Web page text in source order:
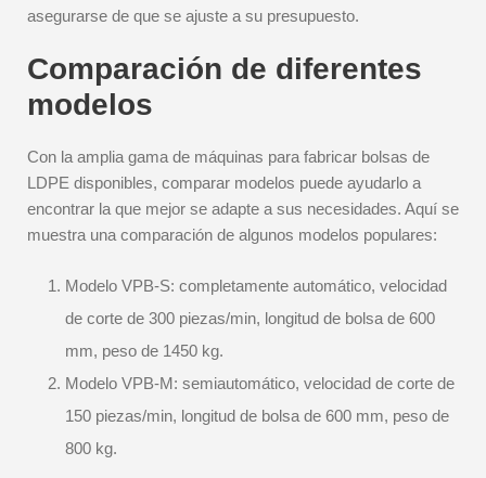
asegurarse de que se ajuste a su presupuesto.
Comparación de diferentes
modelos
Con la amplia gama de máquinas para fabricar bolsas de
LDPE disponibles, comparar modelos puede ayudarlo a
encontrar la que mejor se adapte a sus necesidades. Aquí se
muestra una comparación de algunos modelos populares:
Modelo VPB-S: completamente automático, velocidad
de corte de 300 piezas/min, longitud de bolsa de 600
mm, peso de 1450 kg.
Modelo VPB-M: semiautomático, velocidad de corte de
150 piezas/min, longitud de bolsa de 600 mm, peso de
800 kg.